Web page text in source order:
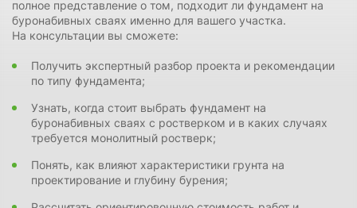
полное представление о том, подходит ли фундамент на
буронабивных сваях именно для вашего участка.
На консультации вы сможете:
Получить экспертный разбор проекта и рекомендации
по типу фундамента;
Узнать, когда стоит выбрать фундамент на
буронабивных сваях с ростверком и в каких случаях
требуется монолитный ростверк;
Понять, как влияют характеристики грунта на
проектирование и глубину бурения;